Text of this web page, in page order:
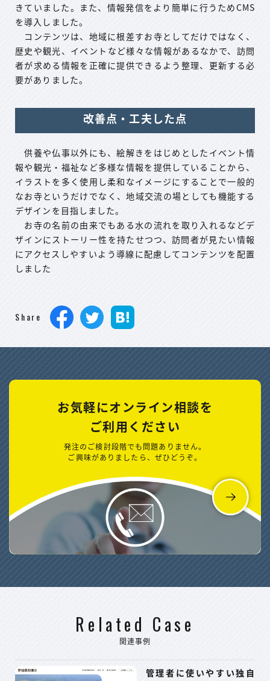
きていました。また、情報発信をより簡単に行うためCMS
を導入しました。
コンテンツは、地域に根差すお寺としてだけではなく、
歴史や観光、イベントなど様々な情報があるなかで、訪問
者が求める情報を正確に提供できるよう整理、更新する必
要がありました。
改善点・工夫した点
供養や仏事以外にも、絵解きをはじめとしたイベント情
報や観光・福祉など多様な情報を提供していることから、
イラストを多く使用し柔和なイメージにすることで一般的
なお寺というだけでなく、地域交流の場としても機能する
デザインを目指しました。
お寺の名前の由来でもある水の流れを取り入れるなどデ
ザインにストーリー性を持たせつつ、訪問者が見たい情報
にアクセスしやすいよう導線に配慮してコンテンツを配置
しました
Share
お気軽にオンライン相談を
ご利用ください
発注のご検討段階でも問題ありません。
ご興味がありましたら、ぜひどうぞ。
Related Case
関連事例
管理者に使いやすい独自